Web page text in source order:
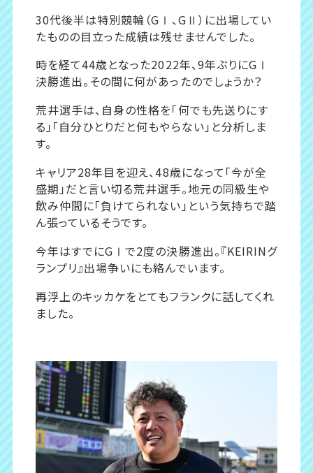
30代後半は特別競輪（GⅠ、GⅡ）に出場してい
たものの目立った成績は残せませんでした。
時を経て44歳となった2022年、9年ぶりにGⅠ
決勝進出。その間に何があったのでしょうか？
荒井選手は、自身の性格を「何でも先送りにす
る」「自分ひとりだと何もやらない」と分析しま
す。
キャリア28年目を迎え、48歳になって「今が全
盛期」だと言い切る荒井選手。地元の同級生や
飲み仲間に「負けてられない」という気持ちで踏
ん張っているそうです。
今年はすでにGⅠで2度の決勝進出。『KEIRINグ
ランプリ』出場争いにも絡んでいます。
再浮上のキッカケをとてもフランクに話してくれ
ました。